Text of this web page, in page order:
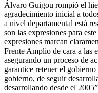
Álvaro Guigou rompió el
agradecimiento inicial a
a nivel departamental está
son las expresiones para
expresiones marcan
Frente Amplio de cara a las
asegurando un proceso de
garantice retener el
gobierno, de seguir
desarrollando desde el